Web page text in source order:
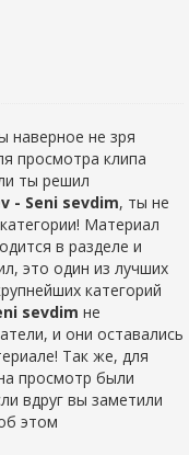
наверное не зря
просмотра клипа
ты решил
- Seni sevdim, ты не
Материал
в разделе и
это один из лучших
категорий
sevdim не
и они оставались
Так же, для
просмотр были
вдруг вы заметили
этом